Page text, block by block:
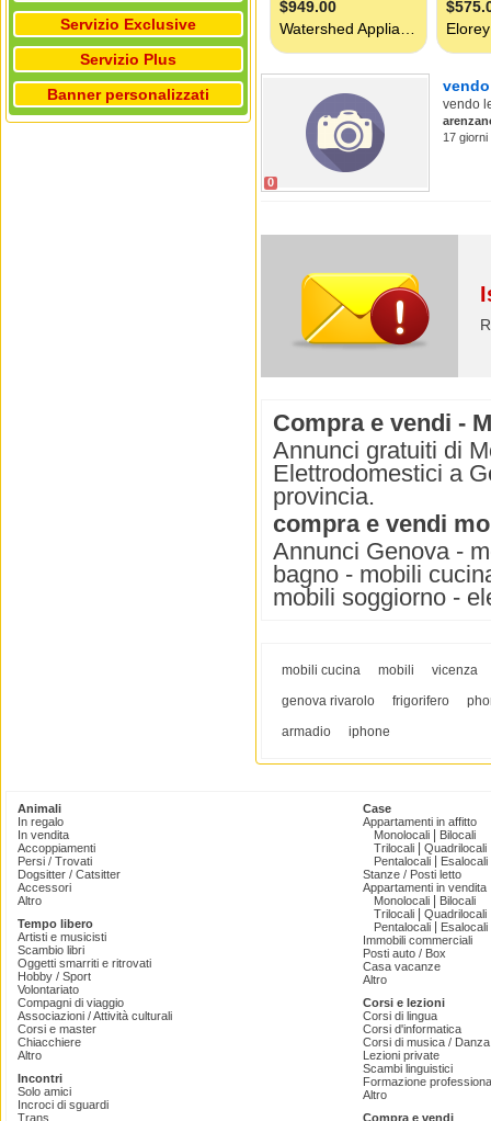
Servizio Exclusive
Servizio Plus
Banner personalizzati
0
vendo
17
Compra e vendi -
Annunci gratuiti di
Elettrodomestici a
provincia.
compra e vendi
Annunci Genova -
bagno - mobili
mobili soggiorno -
mobili cucina mobili
vicenza
genova rivarolo
frigorifero
armadio
iphone
Animali
In regalo
In vendita
Accoppiamenti
Persi / Trovati
Dogsitter / Catsitter
Accessori
Altro
Tempo libero
Artisti e musicisti
Scambio libri
Oggetti smarriti e ritrovati
Hobby / Sport
Volontariato
Compagni di viaggio
Associazioni / Attività culturali
Corsi e master
Chiacchiere
Altro
Incontri
Solo amici
Incroci di sguardi
Trans
Case
Appartamenti in affitto
Monolocali
Bilocali
Trilocali
Quadrilocali
Pentalocali
Esalocali
Stanze / Posti letto
Appartamenti in vendita
Monolocali
Bilocali
Trilocali
Quadrilocali
Pentalocali
Esalocali
Immobili commerciali
Posti auto / Box
Casa vacanze
Altro
Corsi e lezioni
Corsi di lingua
Corsi d'informatica
Corsi di musica /
Lezioni private
Scambi linguistici
Formazione
Altro
Compra e vendi